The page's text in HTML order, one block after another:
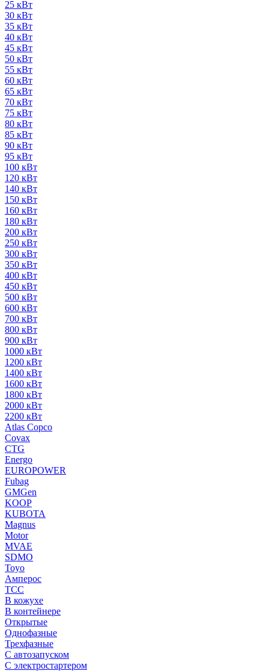
25 кВт
30 кВт
35 кВт
40 кВт
45 кВт
50 кВт
55 кВт
60 кВт
65 кВт
70 кВт
75 кВт
80 кВт
85 кВт
90 кВт
95 кВт
100 кВт
120 кВт
140 кВт
150 кВт
160 кВт
180 кВт
200 кВт
250 кВт
300 кВт
350 кВт
400 кВт
450 кВт
500 кВт
600 кВт
700 кВт
800 кВт
900 кВт
1000 кВт
1200 кВт
1400 кВт
1600 кВт
1800 кВт
2000 кВт
2200 кВт
Atlas Copco
Covax
CTG
Energo
EUROPOWER
Fubag
GMGen
KOOP
KUBOTA
Magnus
Motor
MVAE
SDMO
Toyo
Амперос
ТСС
В кожухе
В контейнере
Открытые
Однофазные
Трехфазные
С автозапуском
С электростартером